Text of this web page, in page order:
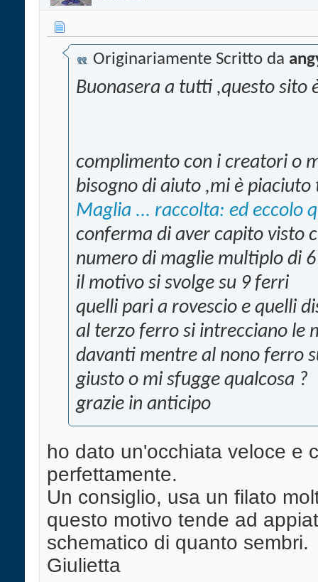
Originariamente Scritto da
Buonasera a tutti ,questo sito
complimento con i creatori o
bisogno di aiuto ,mi è
Maglia ... raccolta: ed eccolo
conferma di aver capito visto
numero di maglie multiplo di
il motivo si svolge su 9 ferri
quelli pari a rovescio e quelli
al terzo ferro si intrecciano le
davanti mentre al nono ferro
giusto o mi sfugge qualcosa ?
grazie in anticipo
ho dato un'occhiata veloce e
perfettamente.
Un consiglio, usa un filato
questo motivo tende ad
schematico di quanto sembri.
Giulietta